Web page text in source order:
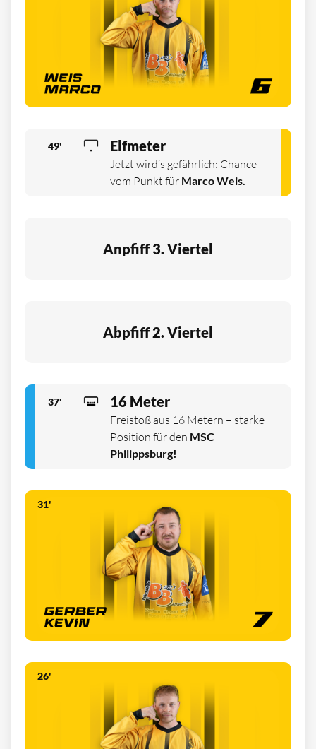
49' Elfmeter
Jetzt wird’s gefährlich: Chance
vom Punkt für Marco Weis.
Anpfiff 3. Viertel
Abpfiff 2. Viertel
37' 16 Meter
Freistoß aus 16 Metern – starke
Position für den MSC
Philippsburg!
31'
26'